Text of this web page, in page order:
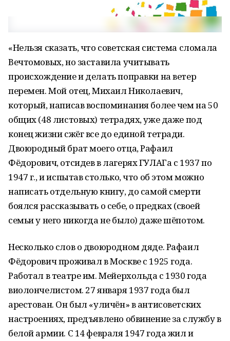
«Нельзя сказать, что советская система сломала
Вечтомовых, но заставила учитывать
происхождение и делать поправки на ветер
перемен. Мой отец, Михаил Николаевич,
который, написав воспоминания более чем на 50
общих (48 листовых) тетрадях, уже даже под
конец жизни сжёг все до единой тетради.
Двоюродный брат моего отца, Рафаил
Фёдорович, отсидев в лагерях ГУЛАГа с 1937 по
1947 г., и испытав столько, что об этом можно
написать отдельную книгу, до самой смерти
боялся рассказывать о себе, о предках (своей
семьи у него никогда не было) даже шёпотом.
Несколько слов о двоюродном дяде. Рафаил
Фёдорович проживал в Москве с 1925 года.
Работал в театре им. Мейерхольда с 1930 года
виолончелистом. 27 января 1937 года был
арестован. Он был «уличён» в антисоветских
настроениях, предъявлено обвинение за службу в
белой армии. С 14 февраля 1947 года жил и